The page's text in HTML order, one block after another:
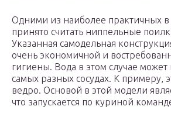
Одними из наиболее практичных
принято считать ниппельные
Указанная самодельная
очень экономичной и
гигиены. Вода в этом случае может
самых разных сосудах. К примеру,
ведро. Основой в этой модели
что запускается по куриной